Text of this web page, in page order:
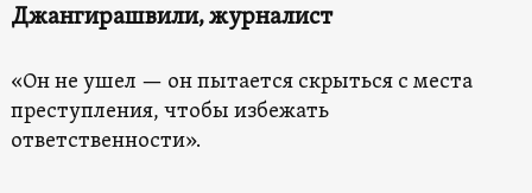
Джангирашвили, журналист
«Он не ушел — он пытается скрыться с места
преступления, чтобы избежать
ответственности».